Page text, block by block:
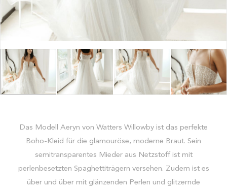
Das Modell Aeryn von Watters Willowby ist das perfekte
Boho-Kleid für die glamouröse, moderne Braut. Sein
semitransparentes Mieder aus Netzstoff ist mit
perlenbesetzten Spaghettiträgern versehen. Zudem ist es
über und über mit glänzenden Perlen und glitzernde